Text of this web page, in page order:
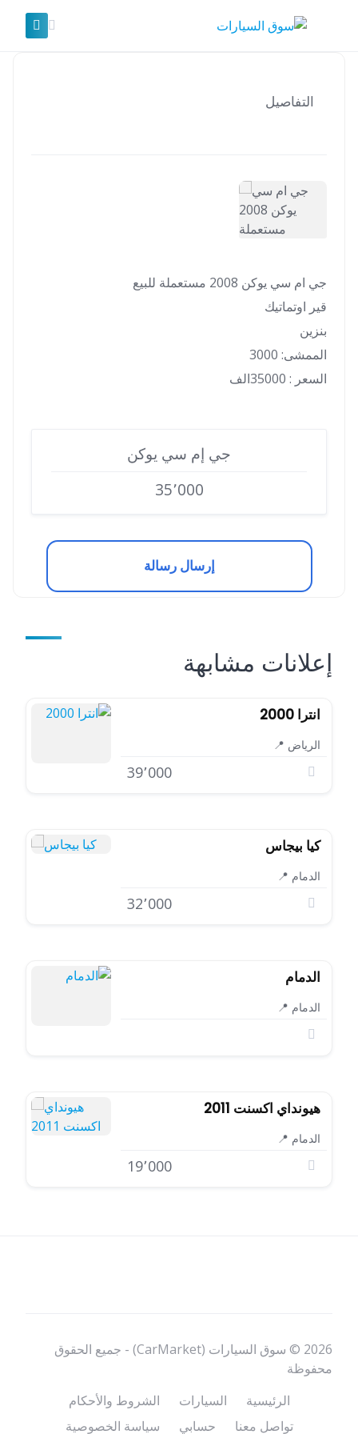
التفاصيل
جي ام سي يوكن 2008 مستعملة للبيع
قير اوتماتيك
بنزين
الممشى: ⁨3000
السعر : 35000الف
جي إم سي يوكن
35٬000
إرسال رسالة
إعلانات مشابهة
انترا 2000
الرياض 📍
39٬000
كيا بيجاس
الدمام 📍
32٬000
الدمام
الدمام 📍
هيونداي اكسنت 2011
الدمام 📍
19٬000
‎© 2026 سوق السيارات (CarMarket) - جميع الحقوق
محفوظة
الرئيسية
السيارات
الشروط والأحكام
تواصل معنا
حسابي سياسة الخصوصية